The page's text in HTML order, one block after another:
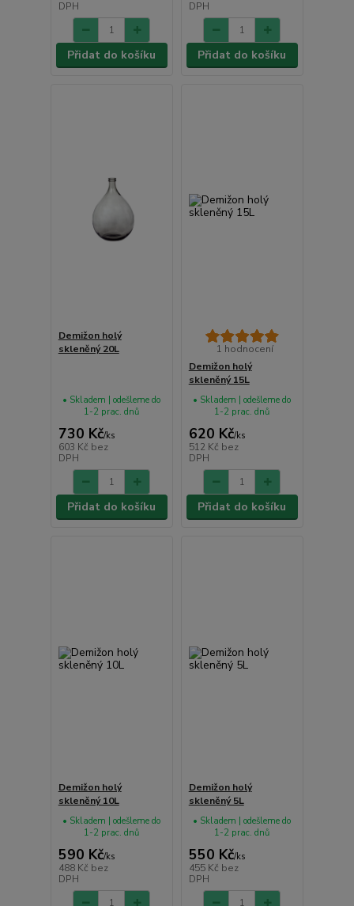
DPH
Přidat do košíku
DPH
Přidat do košíku
Demižon holý
skleněný 20L
730 Kč/ks
603 Kč bez
DPH
• Skladem | odešleme do
1-2 prac. dnů
Přidat do košíku
1 hodnocení
Demižon holý
skleněný 15L
620 Kč/ks
512 Kč bez
DPH
• Skladem | odešleme do
1-2 prac. dnů
Přidat do košíku
Demižon holý
skleněný 10L
590 Kč/ks
488 Kč bez
DPH
• Skladem | odešleme do
1-2 prac. dnů
Demižon holý
skleněný 5L
550 Kč/ks
455 Kč bez
DPH
• Skladem | odešleme do
1-2 prac. dnů